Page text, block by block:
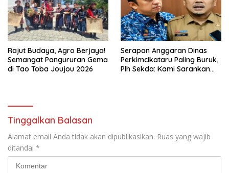
Rajut Budaya, Agro Berjaya!
Semangat Pangururan Gema
di Tao Toba Joujou 2026
Serapan Anggaran Dinas
Perkimcikataru Paling Buruk,
Plh Sekda: Kami Sarankan
Tinggalkan Balasan
Alamat email Anda tidak akan dipublikasikan. Ruas yang wajib
ditandai *